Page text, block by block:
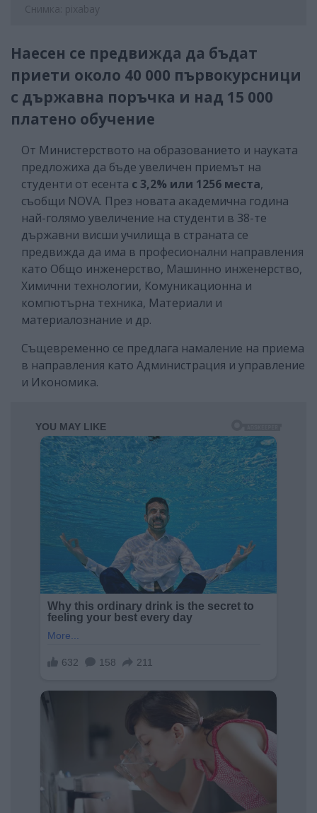
Снимка: pixabay
Наесен се предвижда да бъдат
приети около 40 000 първокурсници
с държавна поръчка и над 15 000
платено обучение
От Министерството на образованието и науката
предложиха да бъде увеличен приемът на
студенти от есента с 3,2% или 1256 места,
съобщи NOVA. През новата академична година
най-голямо увеличение на студенти в 38-те
държавни висши училища в страната се
предвижда да има в професионални направления
като Общо инженерство, Машинно инженерство,
Химични технологии, Комуникационна и
компютърна техника, Материали и
материалознание и др.
Същевременно се предлага намаление на приема
в направления като Администрация и управление
и Икономика.